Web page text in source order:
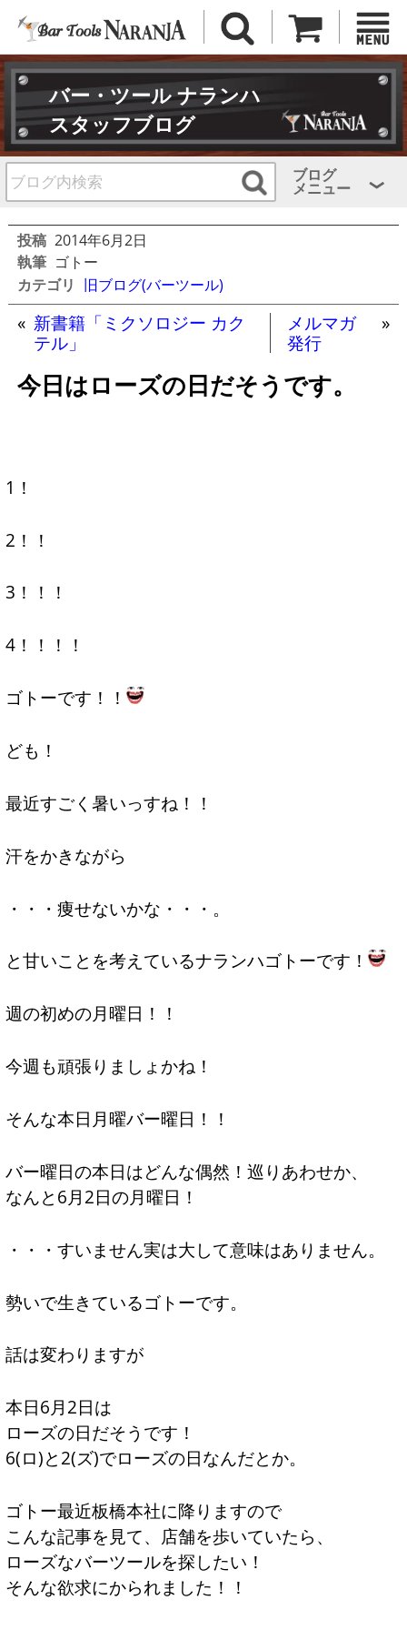
バー・ツール ナランハ
スタッフブログ
ブログ
メニュー
投稿 2014年6月2日
執筆 ゴトー
カテゴリ 旧ブログ(バーツール)
« 新書籍「ミクソロジー カク
テル」
メルマガ
発行
»
今日はローズの日だそうです。
1！
2！！
3！！！
4！！！！
ゴトーです！！
ども！
最近すごく暑いっすね！！
汗をかきながら
・・・痩せないかな・・・。
と甘いことを考えているナランハゴトーです！
週の初めの月曜日！！
今週も頑張りましょかね！
そんな本日月曜バー曜日！！
バー曜日の本日はどんな偶然！巡りあわせか、
なんと6月2日の月曜日！
・・・すいません実は大して意味はありません。
勢いで生きているゴトーです。
話は変わりますが
本日6月2日は
ローズの日だそうです！
6(ロ)と2(ズ)でローズの日なんだとか。
ゴトー最近板橋本社に降りますので
こんな記事を見て、店舗を歩いていたら、
ローズなバーツールを探したい！
そんな欲求にかられました！！